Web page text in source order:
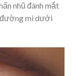
nhũ đánh mắt
đường mi dưới